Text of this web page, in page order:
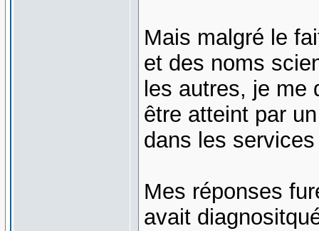
Mais malgré le
et des noms
les autres, je me
être atteint par
dans les
Mes réponses
avait